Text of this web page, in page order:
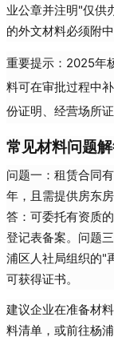
业公章并注明"仅供
的外文材料必须附
重要提示：2025年
料可在审批过程中
份证明、经营场所
常见材料问题
问题一：租赁合同
年，且需提供房东
答：可委托有资质
登记表备案。问题
浦区人社局组织的"
可获得证书。
建议企业在准备材
料清单，或前往杨